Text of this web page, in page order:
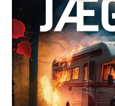
Hypopressiv trening
The Housemaid